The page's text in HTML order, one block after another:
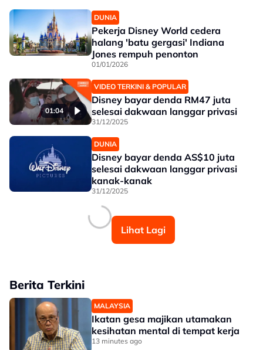
DUNIA
Pekerja Disney World cedera
halang 'batu gergasi' Indiana
Jones rempuh penonton
01/01/2026
01:04
VIDEO TERKINI & POPULAR
Disney bayar denda RM47 juta
selesai dakwaan langgar privasi
31/12/2025
DUNIA
Disney bayar denda AS$10 juta
selesai dakwaan langgar privasi
kanak-kanak
31/12/2025
Lihat Lagi
Berita Terkini
MALAYSIA
Ikatan gesa majikan utamakan
kesihatan mental di tempat kerja
13 minutes ago